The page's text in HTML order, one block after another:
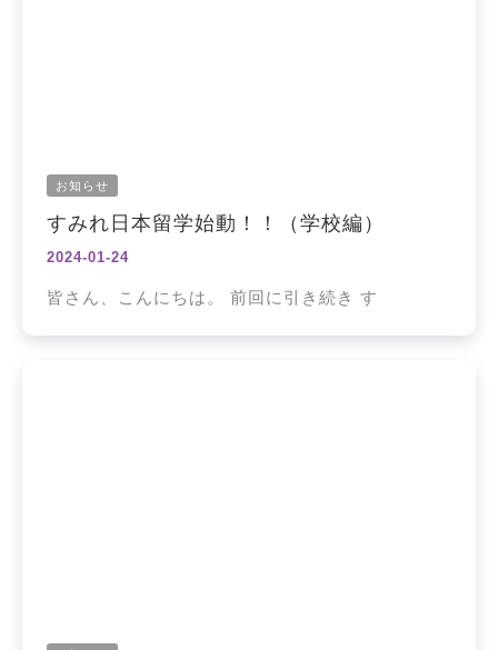
お知らせ
すみれ日本留学始動！！（学校編）
2024-01-24
皆さん、こんにちは。 前回に引き続き す